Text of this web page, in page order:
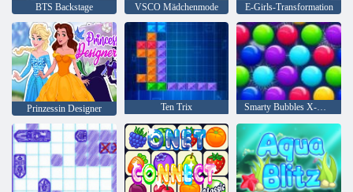
BTS Backstage VSCO Mädchenmode E-Girls-Transformation
Prinzessin Designer Ten Trix Smarty Bubbles X-Mas